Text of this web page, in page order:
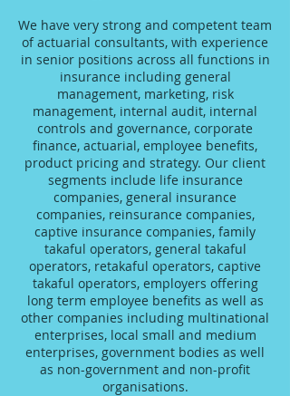
We have very strong and competent team
of actuarial consultants, with experience
in senior positions across all functions in
insurance including general
management, marketing, risk
management, internal audit, internal
controls and governance, corporate
finance, actuarial, employee benefits,
product pricing and strategy. Our client
segments include life insurance
companies, general insurance
companies, reinsurance companies,
captive insurance companies, family
takaful operators, general takaful
operators, retakaful operators, captive
takaful operators, employers offering
long term employee benefits as well as
other companies including multinational
enterprises, local small and medium
enterprises, government bodies as well
as non-government and non-profit
organisations.